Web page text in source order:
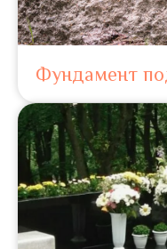
Фундамент